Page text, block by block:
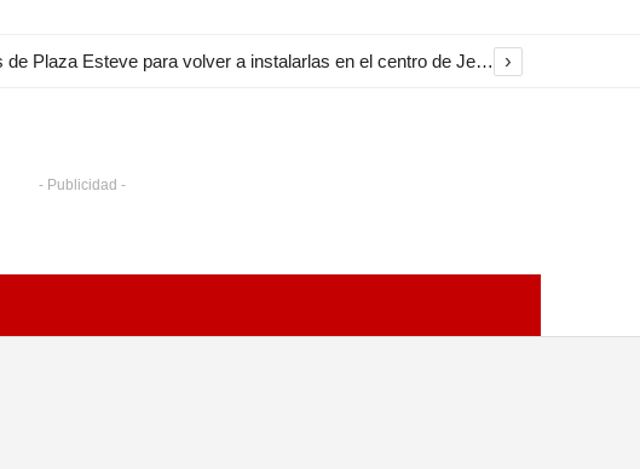
El Ayuntamiento inicia la restauración de las marquesinas de Plaza Esteve para volver a instalarlas en el centro de Jerez ›
- Publicidad -